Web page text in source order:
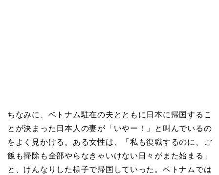
ちなみに、ベトナム駐在の夫とともに日本に帰国するこ
とが決まった日本人の妻が「いやー！」と叫んでいるの
をよく見かける。ある女性は、「私も復職するのに、ご
飯も掃除も全部やらなきゃいけない日々がまた始まる」
と、げんなりした様子で帰国していった。ベトナムでは